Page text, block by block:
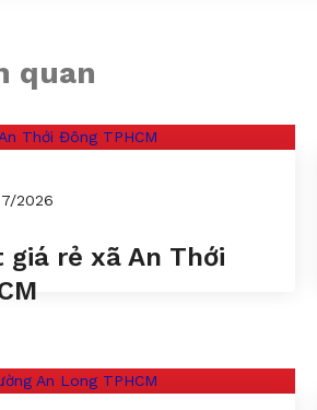
quan
2026
giá rẻ xã An Thới